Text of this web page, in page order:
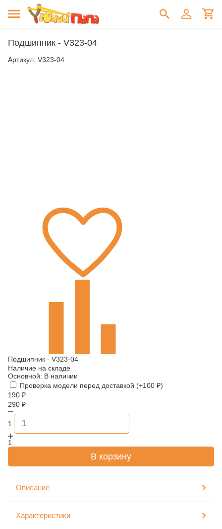
Подшипник - V323-04
Артикул: V323-04
Подшипник - V323-04
Наличие на складе
Основной: В наличии
Проверка модели перед доставкой (+100 ₽)
190 ₽
290 ₽
1
1
В корзину
Описание
Характеристики